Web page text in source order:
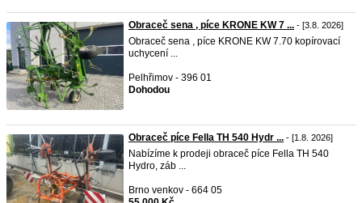
Obraceč sena , píce KRONE KW 7 ... - [3.8. 2026]
Obraceč sena , píce KRONE KW 7.70 kopírovací
uchycení ...
Pelhřimov - 396 01
Dohodou
Obraceč píce Fella TH 540 Hydr ... - [1.8. 2026]
Nabízíme k prodeji obraceč píce Fella TH 540
Hydro, záb ...
Brno venkov - 664 05